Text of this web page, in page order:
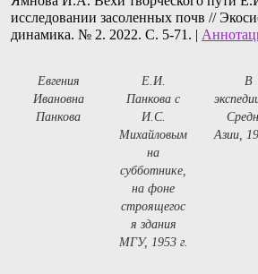
исследовании засоленных почв //
динамика. № 2. 2022. С. 5-71. |
Евгения
Ивановна
Панкова
Е.И.
Панкова с
И.С.
Михайловым
на
субботнике,
на фоне
строящегос
я здания
МГУ, 1953 г.
В
Азии,